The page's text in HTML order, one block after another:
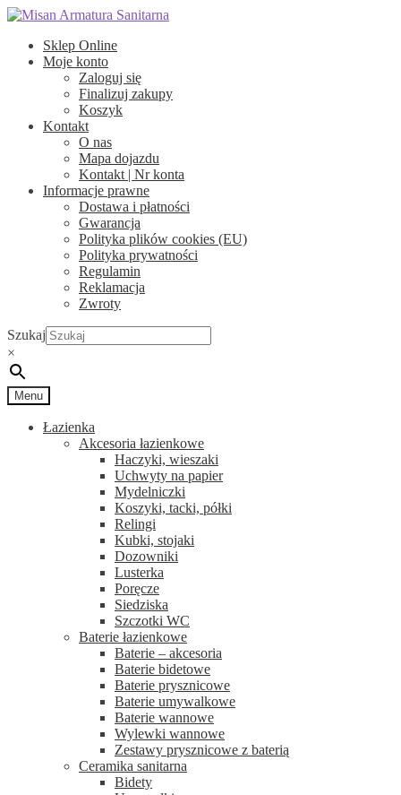
Przejdź
nawigacji
Przejdź
treści
Sklep Online
Moje konto
Zaloguj się
Finalizuj zakupy
Koszyk
Kontakt
O nas
Mapa dojazdu
Kontakt | Nr konta
Informacje prawne
Dostawa i płatności
Gwarancja
Polityka plików cookies (EU)
Polityka prywatności
Regulamin
Reklamacja
Zwroty
Szukaj
×
Menu
Łazienka
Akcesoria łazienkowe
Haczyki, wieszaki
Uchwyty na papier
Mydelniczki
Koszyki, tacki, półki
Relingi
Kubki, stojaki
Dozowniki
Lusterka
Poręcze
Siedziska
Szczotki WC
Baterie łazienkowe
Baterie – akcesoria
Baterie bidetowe
Baterie prysznicowe
Baterie umywalkowe
Baterie wannowe
Wylewki wannowe
Zestawy prysznicowe z baterią
Ceramika sanitarna
Bidety